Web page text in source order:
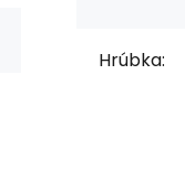
Hrúbka: